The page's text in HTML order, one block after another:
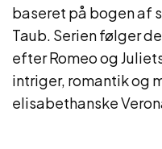
baseret på bogen af
Taub. Serien følger
efter Romeo og
intriger, romantik og
elisabethanske